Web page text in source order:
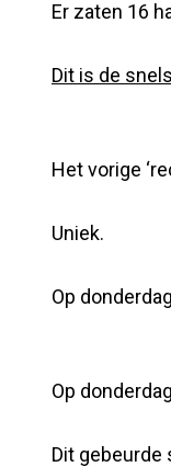
Er zaten 16
Dit is de
Het vorige
Uniek.
Op
Op
Dit gebeurde